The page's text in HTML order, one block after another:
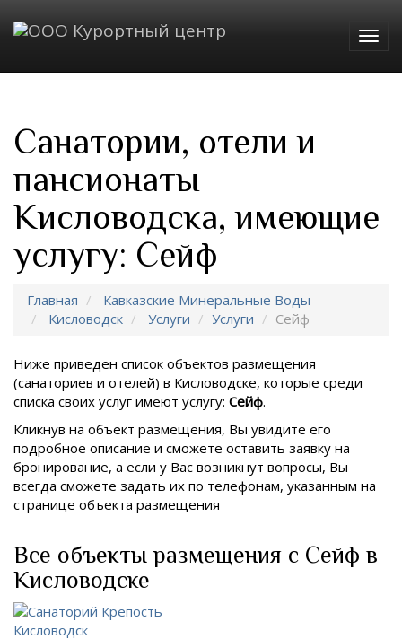
Санатории, отели и
пансионаты
Кисловодска, имеющие
услугу: Сейф
Главная
Кавказские Минеральные Воды
Кисловодск
Услуги Услуги Сейф
Ниже приведен список объектов размещения
(санаториев и отелей) в Кисловодске, которые среди
списка своих услуг имеют услугу: Сейф.
Кликнув на объект размещения, Вы увидите его
подробное описание и сможете оставить заявку на
бронирование, а если у Вас возникнут вопросы, Вы
всегда сможете задать их по телефонам, указанным на
странице объекта размещения
Все объекты размещения с Сейф в
Кисловодске